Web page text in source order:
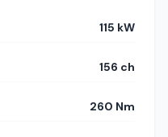
115 kW
156 ch
260 Nm